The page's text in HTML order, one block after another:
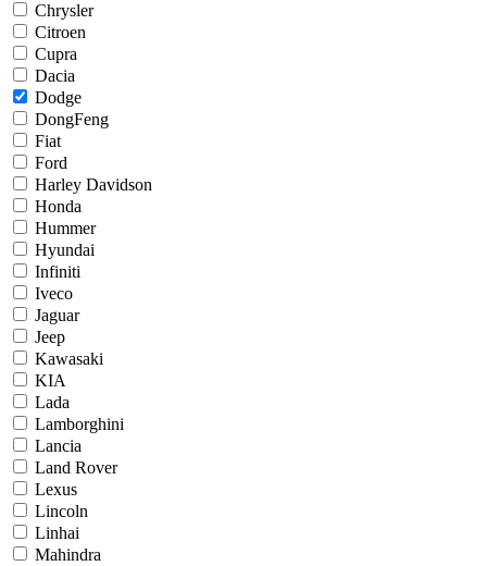
Chrysler
Citroen
Cupra
Dacia
Dodge
DongFeng
Fiat
Ford
Harley Davidson
Honda
Hummer
Hyundai
Infiniti
Iveco
Jaguar
Jeep
Kawasaki
KIA
Lada
Lamborghini
Lancia
Land Rover
Lexus
Lincoln
Linhai
Mahindra